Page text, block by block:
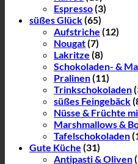
Espresso(3)
süßes Glück(65)
Aufstriche (12)
Nougat(7)
Lakritze (8)
Schokoladen- &
Pralinen(11)
Trinkschokoladen
süßes Feingebäck
Nüsse & Früchte
Marshmallows &
Tafelschokoladen
Gute Küche (31)
Antipasti & Oliven